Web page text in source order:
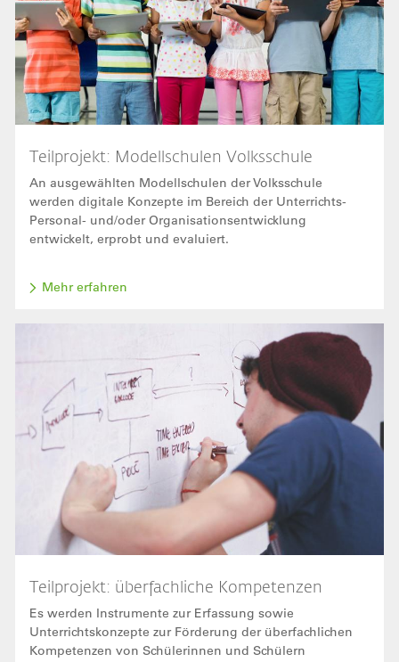
Teilprojekt: Modellschulen Volksschule
An ausgewählten Modellschulen der Volksschule
werden digitale Konzepte im Bereich der Unterrichts-
Personal- und/oder Organisationsentwicklung
entwickelt, erprobt und evaluiert.
Mehr erfahren
Teilprojekt: überfachliche Kompetenzen
Es werden Instrumente zur Erfassung sowie
Unterrichtskonzepte zur Förderung der überfachlichen
Kompetenzen von Schülerinnen und Schülern